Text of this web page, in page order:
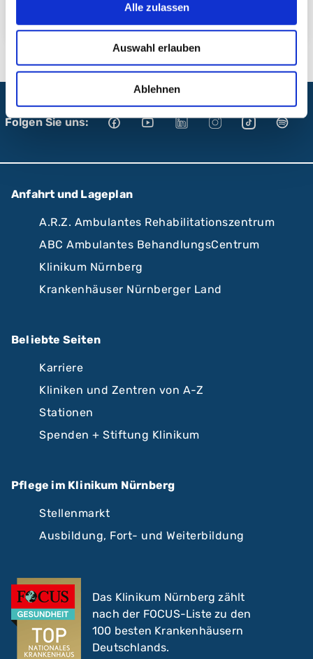
Alle zulassen
Auswahl erlauben
Ablehnen
Folgen Sie uns:
Anfahrt und Lageplan
A.R.Z. Ambulantes Rehabilitationszentrum
ABC Ambulantes BehandlungsCentrum
Klinikum Nürnberg
Krankenhäuser Nürnberger Land
Beliebte Seiten
Karriere
Kliniken und Zentren von A-Z
Stationen
Spenden + Stiftung Klinikum
Pflege im Klinikum Nürnberg
Stellenmarkt
Ausbildung, Fort- und Weiterbildung
Das Klinikum Nürnberg zählt
nach der FOCUS-Liste zu den
100 besten Krankenhäusern
Deutschlands.